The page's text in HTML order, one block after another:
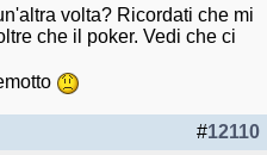
volta? Ricordati che mi
che il poker. Vedi che ci
#12110